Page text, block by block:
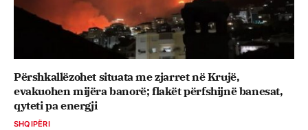
Përshkallëzohet situata me zjarret në Krujë,
evakuohen mijëra banorë; flakët përfshijnë banesat,
qyteti pa energji
SHQIPËRI